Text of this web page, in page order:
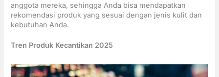
anggota mereka, sehingga Anda bisa mendapatkan
rekomendasi produk yang sesuai dengan jenis kulit dan
kebutuhan Anda.
Tren Produk Kecantikan 2025